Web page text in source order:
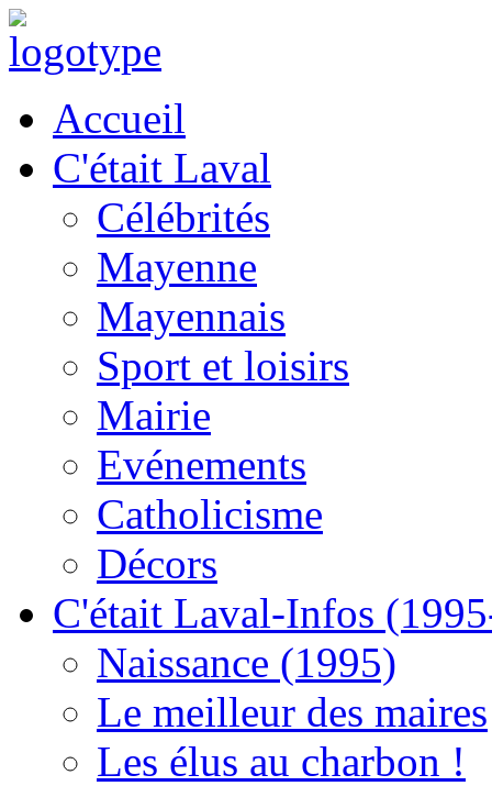
Accueil
C'était Laval
Célébrités
Mayenne
Mayennais
Sport et loisirs
Mairie
Evénements
Catholicisme
Décors
C'était Laval-Infos
Naissance (1995)
Le meilleur des maires
Les élus au charbon !